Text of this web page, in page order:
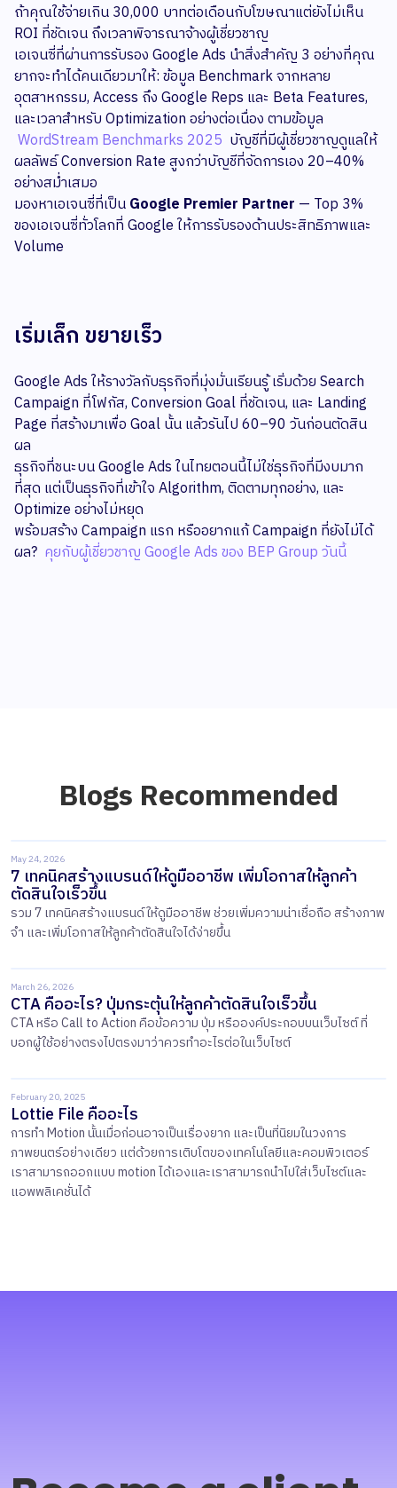
ถ้าคุณใช้จ่ายเกิน 30,000 บาทต่อเดือนกับโฆษณาแต่ยังไม่เห็น
ROI ที่ชัดเจน ถึงเวลาพิจารณาจ้างผู้เชี่ยวชาญ
เอเจนซี่ที่ผ่านการรับรอง Google Ads นำสิ่งสำคัญ 3 อย่างที่คุณ
ยากจะทำได้คนเดียวมาให้: ข้อมูล Benchmark จากหลาย
อุตสาหกรรม, Access ถึง Google Reps และ Beta Features,
และเวลาสำหรับ Optimization อย่างต่อเนื่อง ตามข้อมูล
WordStream Benchmarks 2025 บัญชีที่มีผู้เชี่ยวชาญดูแลให้
ผลลัพธ์ Conversion Rate สูงกว่าบัญชีที่จัดการเอง 20–40%
อย่างสม่ำเสมอ
มองหาเอเจนซี่ที่เป็นGoogle Premier Partner — Top 3%
ของเอเจนซี่ทั่วโลกที่ Google ให้การรับรองด้านประสิทธิภาพและ
Volume
เริ่มเล็ก ขยายเร็ว
Google Ads ให้รางวัลกับธุรกิจที่มุ่งมั่นเรียนรู้ เริ่มด้วย Search
Campaign ที่โฟกัส, Conversion Goal ที่ชัดเจน, และ Landing
Page ที่สร้างมาเพื่อ Goal นั้น แล้วรันไป 60–90 วันก่อนตัดสิน
ผล
ธุรกิจที่ชนะบน Google Ads ในไทยตอนนี้ไม่ใช่ธุรกิจที่มีงบมาก
ที่สุด แต่เป็นธุรกิจที่เข้าใจ Algorithm, ติดตามทุกอย่าง, และ
Optimize อย่างไม่หยุด
พร้อมสร้าง Campaign แรก หรืออยากแก้ Campaign ที่ยังไม่ได้
ผล? คุยกับผู้เชี่ยวชาญ Google Ads ของ BEP Group วันนี้
Blogs Recommended
May 24, 2026
7 เทคนิคสร้างแบรนด์ให้ดูมืออาชีพ เพิ่มโอกาสให้ลูกค้า
ตัดสินใจเร็วขึ้น
รวม 7 เทคนิคสร้างแบรนด์ให้ดูมืออาชีพ ช่วยเพิ่มความน่าเชื่อถือ สร้างภาพ
จำ และเพิ่มโอกาสให้ลูกค้าตัดสินใจได้ง่ายขึ้น
March 26, 2026
CTA คืออะไร? ปุ่มกระตุ้นให้ลูกค้าตัดสินใจเร็วขึ้น
​​CTA หรือ Call to Action คือข้อความ ปุ่ม หรือองค์ประกอบบนเว็บไซต์ ที่
บอกผู้ใช้อย่างตรงไปตรงมาว่าควรทำอะไรต่อในเว็บไซต์
February 20, 2025
Lottie File คืออะไร
การทำ Motion นั้นเมื่อก่อนอาจเป็นเรื่องยาก และเป็นที่นิยมในวงการ
ภาพยนตร์อย่างเดียว แต่ด้วยการเติบโตของเทคโนโลยีและคอมพิวเตอร์
เราสามารถออกแบบ motion ได้เองและเราสามารถนำไปใส่เว็บไซต์และ
แอพพลิเคชั่นได้